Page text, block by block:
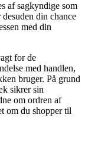
af sagkyndige som
din chance
med din
for de
med handlen,
bruger. På grund
sikrer sin
om ordren af
om du shopper til